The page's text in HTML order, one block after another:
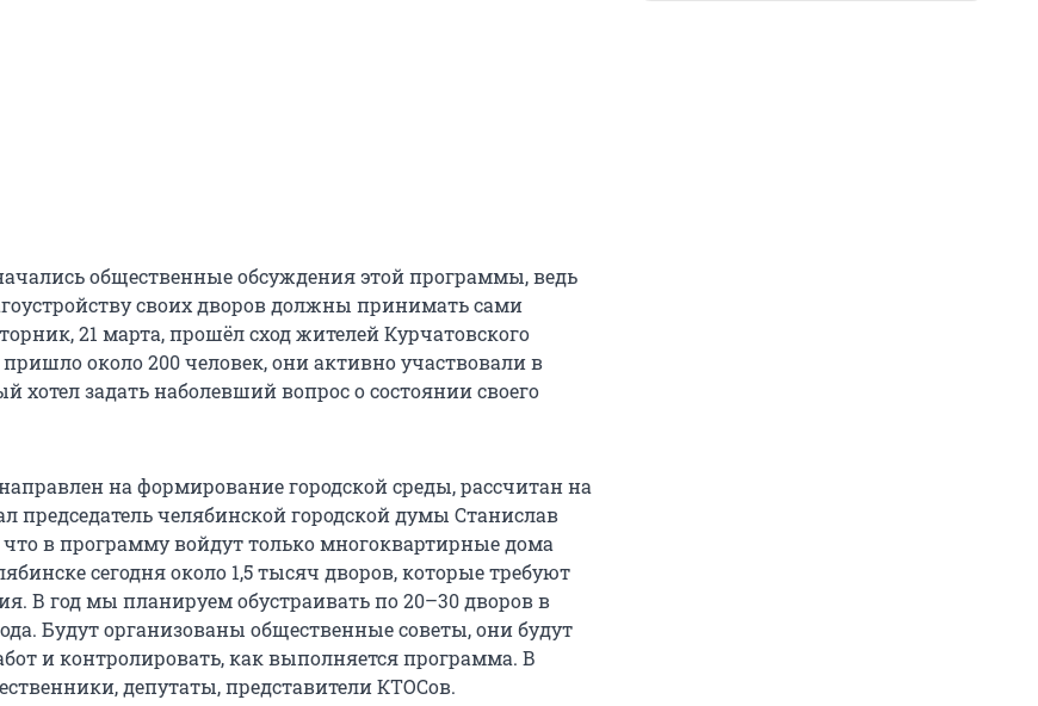
общественные обсуждения этой программы, ведь
своих дворов должны принимать сами
21 марта, прошёл сход жителей Курчатовского
около 200 человек, они активно участвовали в
хотел задать наболевший вопрос о состоянии своего
на формирование городской среды, рассчитан на
председатель челябинской городской думы Станислав
в программу войдут только многоквартирные дома
сегодня около 1,5 тысяч дворов, которые требуют
В год мы планируем обустраивать по 20–30 дворов в
Будут организованы общественные советы, они будут
и контролировать, как выполняется программа. В
депутаты, представители КТОСов.